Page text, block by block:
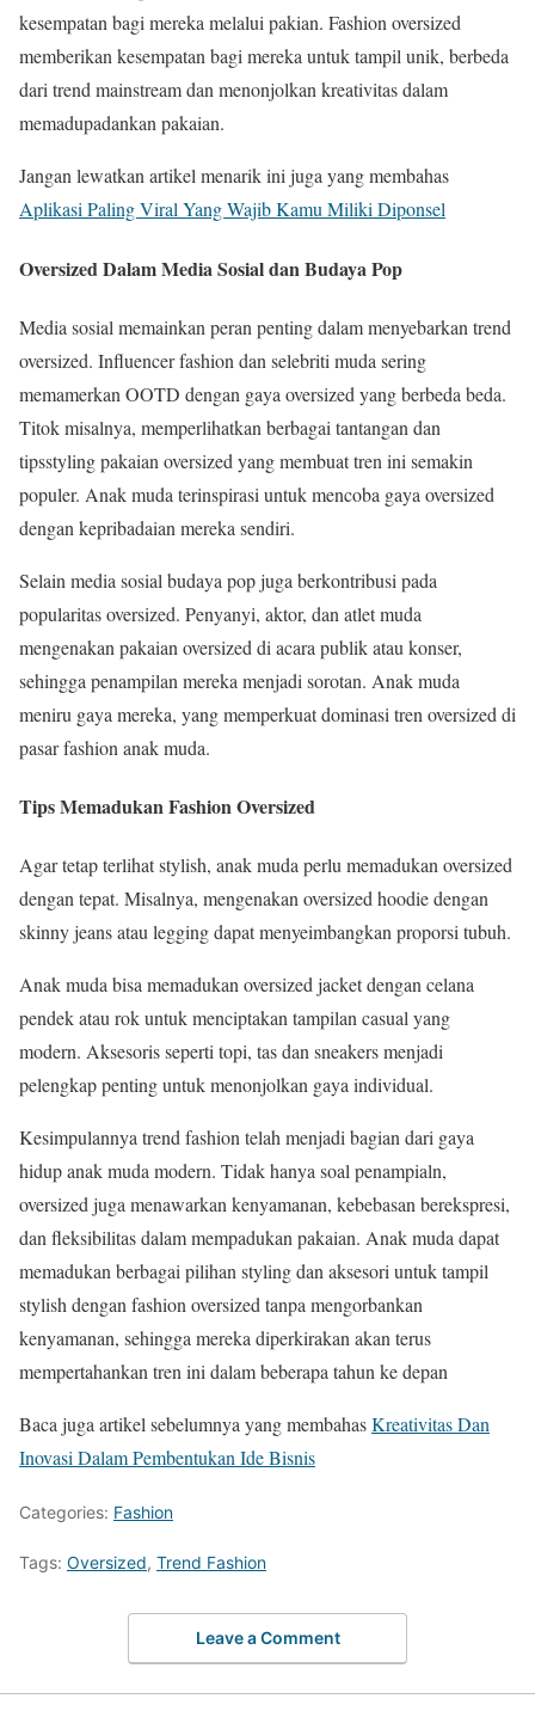
kesempatan bagi mereka melalui pakian. Fashion oversized
memberikan kesempatan bagi mereka untuk tampil unik, berbeda
dari trend mainstream dan menonjolkan kreativitas dalam
memadupadankan pakaian.
Jangan lewatkan artikel menarik ini juga yang membahas
Aplikasi Paling Viral Yang Wajib Kamu Miliki Diponsel
Oversized Dalam Media Sosial dan Budaya Pop
Media sosial memainkan peran penting dalam menyebarkan trend
oversized. Influencer fashion dan selebriti muda sering
memamerkan OOTD dengan gaya oversized yang berbeda beda.
Titok misalnya, memperlihatkan berbagai tantangan dan
tipsstyling pakaian oversized yang membuat tren ini semakin
populer. Anak muda terinspirasi untuk mencoba gaya oversized
dengan kepribadaian mereka sendiri.
Selain media sosial budaya pop juga berkontribusi pada
popularitas oversized. Penyanyi, aktor, dan atlet muda
mengenakan pakaian oversized di acara publik atau konser,
sehingga penampilan mereka menjadi sorotan. Anak muda
meniru gaya mereka, yang memperkuat dominasi tren oversized di
pasar fashion anak muda.
Tips Memadukan Fashion Oversized
Agar tetap terlihat stylish, anak muda perlu memadukan oversized
dengan tepat. Misalnya, mengenakan oversized hoodie dengan
skinny jeans atau legging dapat menyeimbangkan proporsi tubuh.
Anak muda bisa memadukan oversized jacket dengan celana
pendek atau rok untuk menciptakan tampilan casual yang
modern. Aksesoris seperti topi, tas dan sneakers menjadi
pelengkap penting untuk menonjolkan gaya individual.
Kesimpulannya trend fashion telah menjadi bagian dari gaya
hidup anak muda modern. Tidak hanya soal penampialn,
oversized juga menawarkan kenyamanan, kebebasan berekspresi,
dan fleksibilitas dalam mempadukan pakaian. Anak muda dapat
memadukan berbagai pilihan styling dan aksesori untuk tampil
stylish dengan fashion oversized tanpa mengorbankan
kenyamanan, sehingga mereka diperkirakan akan terus
mempertahankan tren ini dalam beberapa tahun ke depan
Baca juga artikel sebelumnya yang membahasKreativitas Dan
Inovasi Dalam Pembentukan Ide Bisnis
Categories: Fashion
Tags: Oversized, Trend Fashion
Leave a Comment